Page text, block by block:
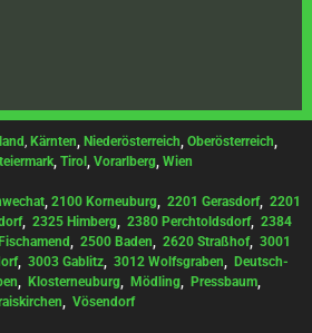
, Kärnten, Niederösterreich, Oberösterreich,
, Tirol , Vorarlberg, Wien
, 2100 Korneuburg, 2201 Gerasdorf, 2201
, 2325 Himberg, 2380 Perchtoldsdorf, 2384
, 2500 Baden, 2620 Straßhof, 3001
, 3003 Gablitz, 3012 Wolfsgraben, Deutsch-
, Klosterneuburg, Mödling, Pressbaum,
, Vösendorf